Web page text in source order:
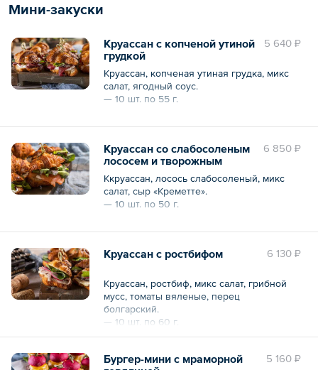
оригиналов.
Общий вес – 1650 г
Мини-закуски
5 640 ₽
Круассан с копченой утиной
грудкой
Круассан, копченая утиная грудка, микс
салат, ягодный соус.
— 10 шт. по 55 г.
*Изображения продукции на любых
оригиналов.
Общий вес – 550 г
6 850 ₽
Круассан со слабосоленым
лососем и творожным
сыром
Ккруассан, лосось слабосоленый, микс
салат, сыр «Креметте».
— 10 шт. по 50 г.
*Изображения продукции на любых
оригиналов.
Общий вес – 500 г
6 130 ₽
Круассан с ростбифом
Круассан, ростбиф, микс салат, грибной
мусс, томаты вяленые, перец
болгарский.
— 10 шт. по 60 г.
фотографиях могут отличаться от
5 160 ₽
Бургер-мини с мраморной